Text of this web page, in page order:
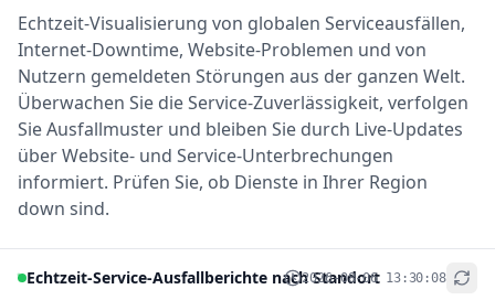
Echtzeit-Visualisierung von globalen Serviceausfällen,
Internet-Downtime, Website-Problemen und von
Nutzern gemeldeten Störungen aus der ganzen Welt.
Überwachen Sie die Service-Zuverlässigkeit, verfolgen
Sie Ausfallmuster und bleiben Sie durch Live-Updates
über Website- und Service-Unterbrechungen
informiert. Prüfen Sie, ob Dienste in Ihrer Region
down sind.
Echtzeit-Service-Ausfallberichte nach Standort
2026-08-06 13:30:08
+